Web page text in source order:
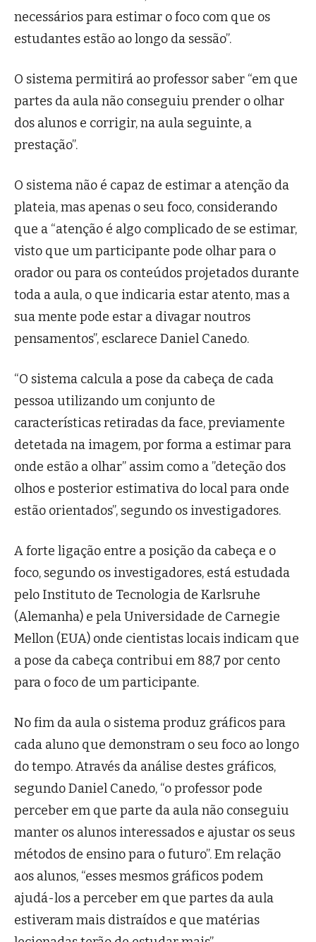
necessários para estimar o foco com que os
estudantes estão ao longo da sessão”.
O sistema permitirá ao professor saber “em que
partes da aula não conseguiu prender o olhar
dos alunos e corrigir, na aula seguinte, a
prestação”.
O sistema não é capaz de estimar a atenção da
plateia, mas apenas o seu foco, considerando
que a “atenção é algo complicado de se estimar,
visto que um participante pode olhar para o
orador ou para os conteúdos projetados durante
toda a aula, o que indicaria estar atento, mas a
sua mente pode estar a divagar noutros
pensamentos”, esclarece Daniel Canedo.
“O sistema calcula a pose da cabeça de cada
pessoa utilizando um conjunto de
características retiradas da face, previamente
detetada na imagem, por forma a estimar para
onde estão a olhar” assim como a ”deteção dos
olhos e posterior estimativa do local para onde
estão orientados”, segundo os investigadores.
A forte ligação entre a posição da cabeça e o
foco, segundo os investigadores, está estudada
pelo Instituto de Tecnologia de Karlsruhe
(Alemanha) e pela Universidade de Carnegie
Mellon (EUA) onde cientistas locais indicam que
a pose da cabeça contribui em 88,7 por cento
para o foco de um participante.
No fim da aula o sistema produz gráficos para
cada aluno que demonstram o seu foco ao longo
do tempo. Através da análise destes gráficos,
segundo Daniel Canedo, “o professor pode
perceber em que parte da aula não conseguiu
manter os alunos interessados e ajustar os seus
métodos de ensino para o futuro”. Em relação
aos alunos, “esses mesmos gráficos podem
ajudá-los a perceber em que partes da aula
estiveram mais distraídos e que matérias